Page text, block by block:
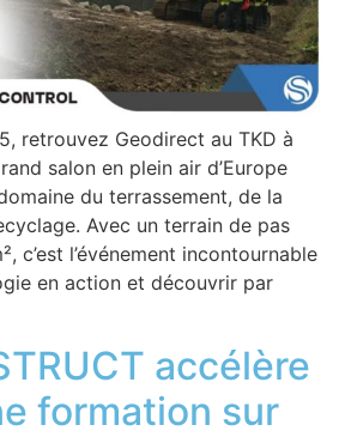
retrouvez Geodirect au TKD à
salon en plein air d’Europe
du terrassement, de la
Avec un terrain de pas
c’est l’événement incontournable
en action et découvrir par
accélère
formation sur